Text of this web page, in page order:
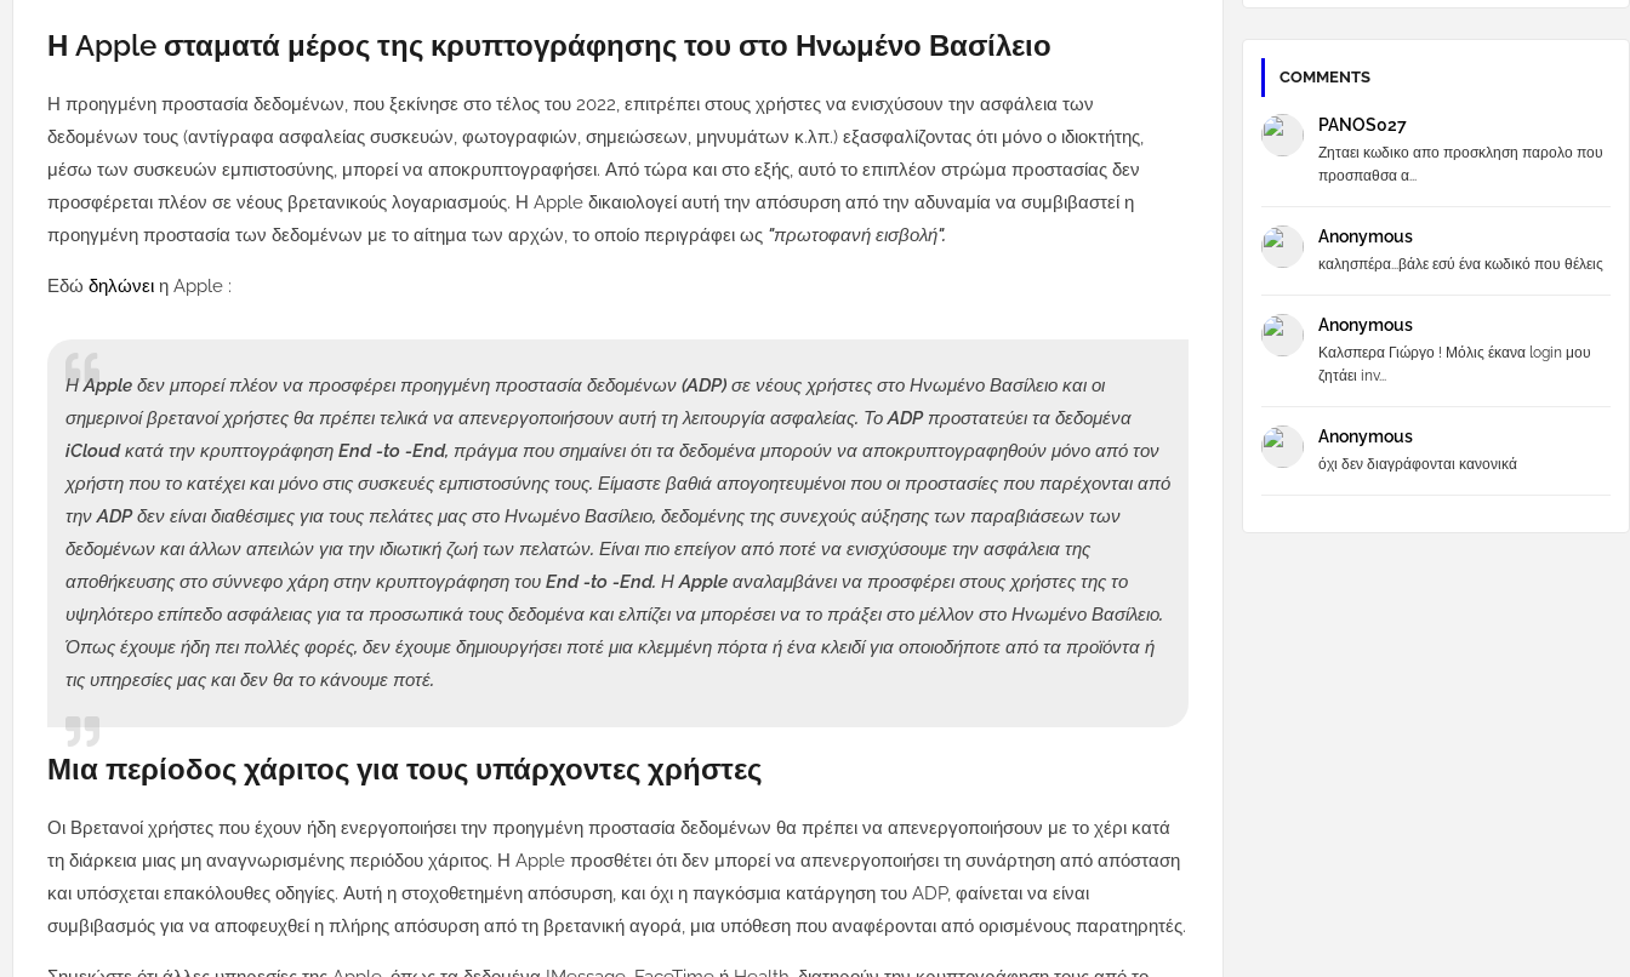
Η Apple σταματά μέρος της κρυπτογράφησης του στο Ηνωμένο Βασίλειο
Η προηγμένη προστασία δεδομένων, που ξεκίνησε στο τέλος του 2022, επιτρέπει στους χρήστες να ενισχύσουν την ασφάλεια των
δεδομένων τους (αντίγραφα ασφαλείας συσκευών, φωτογραφιών, σημειώσεων, μηνυμάτων κ.λπ.) εξασφαλίζοντας ότι μόνο ο ιδιοκτήτης,
μέσω των συσκευών εμπιστοσύνης, μπορεί να αποκρυπτογραφήσει. Από τώρα και στο εξής, αυτό το επιπλέον στρώμα προστασίας δεν
προσφέρεται πλέον σε νέους βρετανικούς λογαριασμούς. Η Apple δικαιολογεί αυτή την απόσυρση από την αδυναμία να συμβιβαστεί η
προηγμένη προστασία των δεδομένων με το αίτημα των αρχών, το οποίο περιγράφει ως "πρωτοφανή εισβολή".
Εδώ δηλώνει η Apple :
Η Apple δεν μπορεί πλέον να προσφέρει προηγμένη προστασία δεδομένων (ADP) σε νέους χρήστες στο Ηνωμένο Βασίλειο και οι
σημερινοί βρετανοί χρήστες θα πρέπει τελικά να απενεργοποιήσουν αυτή τη λειτουργία ασφαλείας. Το ADP προστατεύει τα δεδομένα
iCloud κατά την κρυπτογράφηση End -to -End, πράγμα που σημαίνει ότι τα δεδομένα μπορούν να αποκρυπτογραφηθούν μόνο από τον
χρήστη που το κατέχει και μόνο στις συσκευές εμπιστοσύνης τους. Είμαστε βαθιά απογοητευμένοι που οι προστασίες που παρέχονται από
την ADP δεν είναι διαθέσιμες για τους πελάτες μας στο Ηνωμένο Βασίλειο, δεδομένης της συνεχούς αύξησης των παραβιάσεων των
δεδομένων και άλλων απειλών για την ιδιωτική ζωή των πελατών. Είναι πιο επείγον από ποτέ να ενισχύσουμε την ασφάλεια της
αποθήκευσης στο σύννεφο χάρη στην κρυπτογράφηση του End -to -End. Η Apple αναλαμβάνει να προσφέρει στους χρήστες της το
υψηλότερο επίπεδο ασφάλειας για τα προσωπικά τους δεδομένα και ελπίζει να μπορέσει να το πράξει στο μέλλον στο Ηνωμένο Βασίλειο.
Όπως έχουμε ήδη πει πολλές φορές, δεν έχουμε δημιουργήσει ποτέ μια κλεμμένη πόρτα ή ένα κλειδί για οποιοδήποτε από τα προϊόντα ή
τις υπηρεσίες μας και δεν θα το κάνουμε ποτέ.
Μια περίοδος χάριτος για τους υπάρχοντες χρήστες
Οι Βρετανοί χρήστες που έχουν ήδη ενεργοποιήσει την προηγμένη προστασία δεδομένων θα πρέπει να απενεργοποιήσουν με το χέρι κατά
τη διάρκεια μιας μη αναγνωρισμένης περιόδου χάριτος. Η Apple προσθέτει ότι δεν μπορεί να απενεργοποιήσει τη συνάρτηση από απόσταση
και υπόσχεται επακόλουθες οδηγίες. Αυτή η στοχοθετημένη απόσυρση, και όχι η παγκόσμια κατάργηση του ADP, φαίνεται να είναι
συμβιβασμός για να αποφευχθεί η πλήρης απόσυρση από τη βρετανική αγορά, μια υπόθεση που αναφέρονται από ορισμένους παρατηρητές.
COMMENTS
PANOS027
Ζηταει κωδικο απο προσκληση παρολο που
προσπαθσα α...
Anonymous
καλησπέρα...βάλε εσύ ένα κωδικό που θέλεις
Anonymous
Καλσπερα Γιώργο ! Μόλις έκανα login μου
ζητάει inv...
Anonymous
όχι δεν διαγράφονται κανονικά